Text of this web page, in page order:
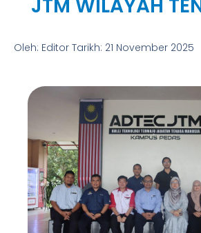
JTM WILAYAH
Oleh: Editor Tarikh: 21 November 2025